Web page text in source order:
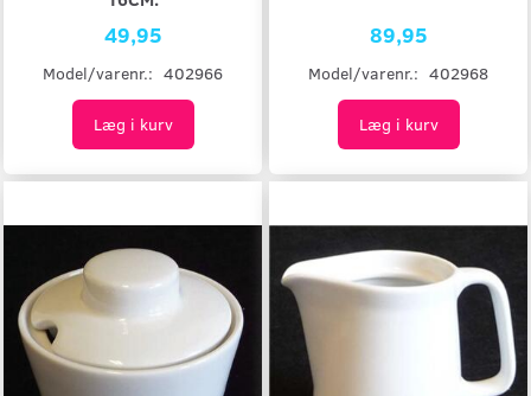
49,95
Model/varenr.: 402966
Læg i kurv
89,95
Model/varenr.: 402968
Læg i kurv